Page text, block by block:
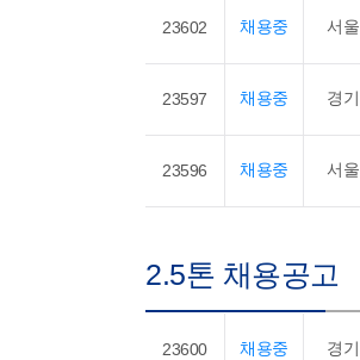
23602 채용중 서울
23597 채용중 경기
23596 채용중 서울
2.5톤 채용공고
23600 채용중 경기